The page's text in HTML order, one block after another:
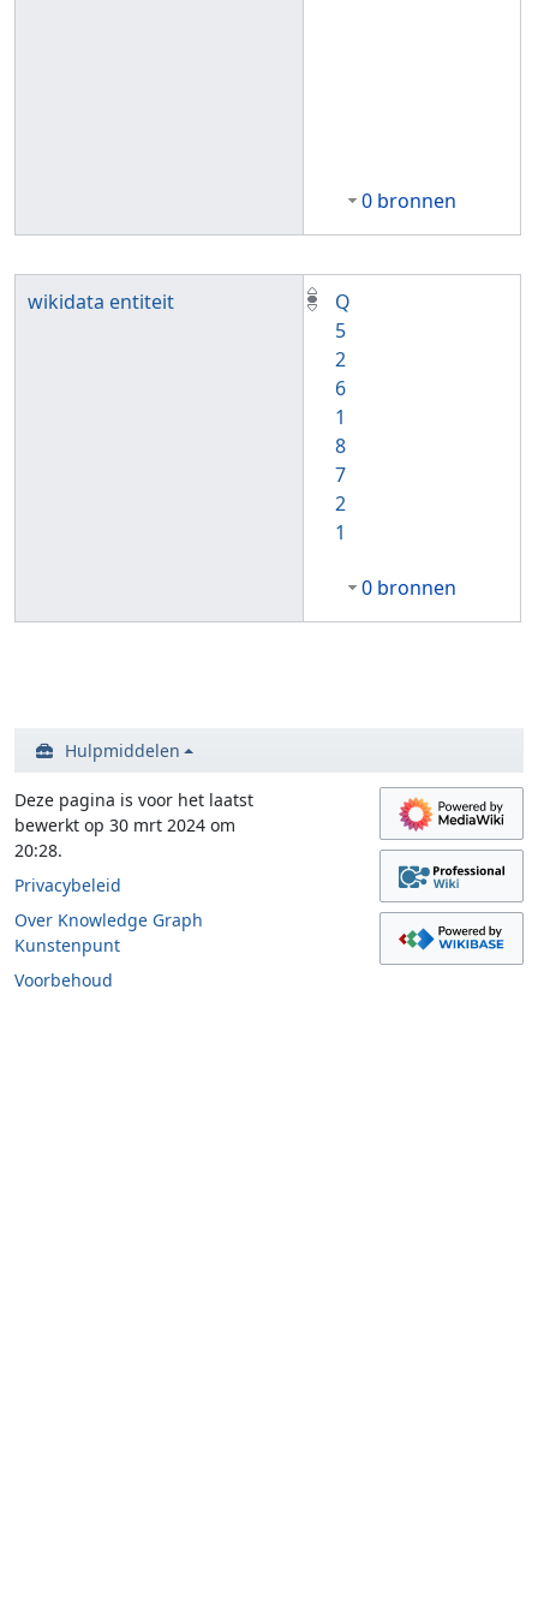
0 bronnen
wikidata entiteit
Q
5
2
6
1
8
7
2
1
0 bronnen
Hulpmiddelen
Deze pagina is voor het laatst
bewerkt op 30 mrt 2024 om
20:28.
Privacybeleid
Over Knowledge Graph
Kunstenpunt
Voorbehoud